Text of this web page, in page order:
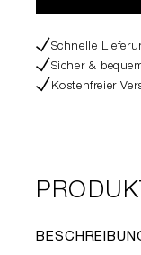
Schnelle
Sicher &
Kostenfreier